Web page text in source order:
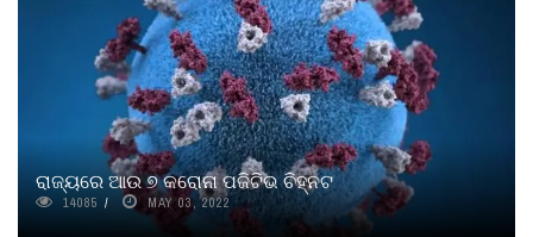
ରାଜ୍ୟରେ ଆଉ ୭ କରୋନା ପଜିଟିଭ ଚିହ୍ନଟ
14085 MAY 03, 2022